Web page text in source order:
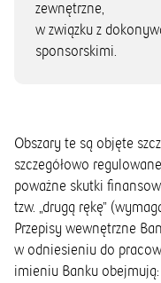
zewnętrzne,
w związku z
sponsorskimi.
Obszary te są objęte
szczegółowo
poważne skutki
tzw. „drugą rękę”
Przepisy wewnętrzne
w odniesieniu do
imieniu Banku obejmują: